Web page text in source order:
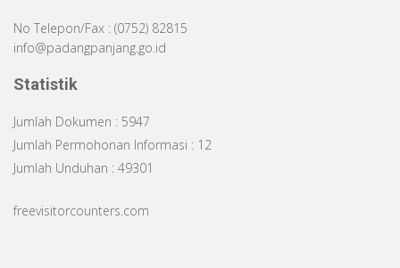
No Telepon/Fax : (0752) 82815
info@padangpanjang.go.id
Statistik
Jumlah Dokumen : 5947
Jumlah Permohonan Informasi : 12
Jumlah Unduhan : 49301
freevisitorcounters.com